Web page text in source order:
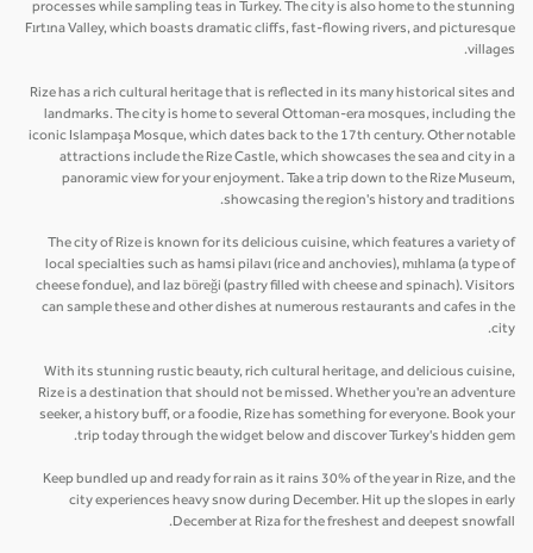
processes while sampling teas in Turkey. The city is also home to the stunning
Fırtına Valley, which boasts dramatic cliffs, fast-flowing rivers, and picturesque
villages.
Rize has a rich cultural heritage that is reflected in its many historical sites and
landmarks. The city is home to several Ottoman-era mosques, including the
iconic Islampaşa Mosque, which dates back to the 17th century. Other notable
attractions include the Rize Castle, which showcases the sea and city in a
panoramic view for your enjoyment. Take a trip down to the Rize Museum,
showcasing the region's history and traditions.
The city of Rize is known for its delicious cuisine, which features a variety of
local specialties such as hamsi pilavı (rice and anchovies), mıhlama (a type of
cheese fondue), and laz böreği (pastry filled with cheese and spinach). Visitors
can sample these and other dishes at numerous restaurants and cafes in the
city.
With its stunning rustic beauty, rich cultural heritage, and delicious cuisine,
Rize is a destination that should not be missed. Whether you're an adventure
seeker, a history buff, or a foodie, Rize has something for everyone. Book your
trip today through the widget below and discover Turkey's hidden gem.
Keep bundled up and ready for rain as it rains 30% of the year in Rize, and the
city experiences heavy snow during December. Hit up the slopes in early
December at Riza for the freshest and deepest snowfall.